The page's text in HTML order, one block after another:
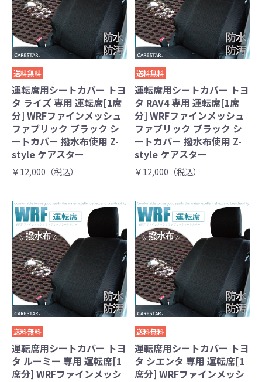
送料無料
運転席用シートカバー トヨ
タ ライズ 専用 運転席[1席
分] WRFファインメッシュ
ファブリック ブラック シ
ートカバー 撥水布使用 Z-
style ケアスター
￥12,000（税込）
送料無料
運転席用シートカバー トヨ
タ RAV4 専用 運転席[1席
分] WRFファインメッシュ
ファブリック ブラック シ
ートカバー 撥水布使用 Z-
style ケアスター
￥12,000（税込）
送料無料
運転席用シートカバー トヨ
タ ルーミー 専用 運転席[1
席分] WRFファインメッシ
送料無料
運転席用シートカバー トヨ
タ シエンタ 専用 運転席[1
席分] WRFファインメッシ